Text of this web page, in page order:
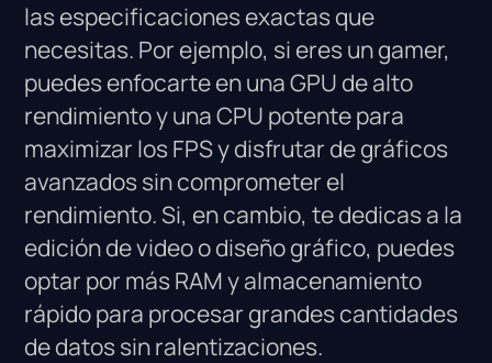
las especificaciones exactas que
necesitas. Por ejemplo, si eres un gamer,
puedes enfocarte en una GPU de alto
rendimiento y una CPU potente para
maximizar los FPS y disfrutar de gráficos
avanzados sin comprometer el
rendimiento. Si, en cambio, te dedicas a la
edición de video o diseño gráfico, puedes
optar por más RAM y almacenamiento
rápido para procesar grandes cantidades
de datos sin ralentizaciones.